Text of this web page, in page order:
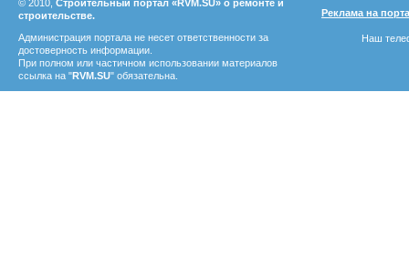
© 2010, Строительный портал «RVM.SU» о ремонте и
строительстве.
Администрация портала не несет ответственности за
достоверность информации.
При полном или частичном использовании материалов
ссылка на "RVM.SU" обязательна.
Реклама на
Наш